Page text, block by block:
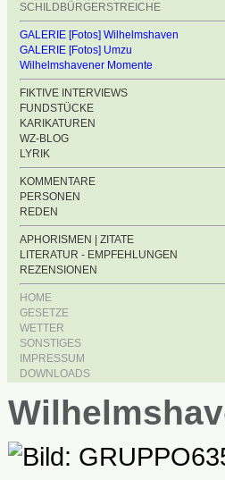
SCHILDBÜRGERSTREICHE
GALERIE [Fotos] Wilhelmshaven
GALERIE [Fotos] Umzu
Wilhelmshavener Momente
FIKTIVE INTERVIEWS
FUNDSTÜCKE
KARIKATUREN
WZ-BLOG
LYRIK
KOMMENTARE
PERSONEN
REDEN
APHORISMEN | ZITATE
LITERATUR - EMPFEHLUNGEN
REZENSIONEN
HOME
GESETZE
WETTER
SONSTIGES
IMPRESSUM
DOWNLOADS